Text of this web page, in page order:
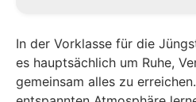
In der Vorklasse für die
es hauptsächlich um Ruhe,
gemeinsam alles zu